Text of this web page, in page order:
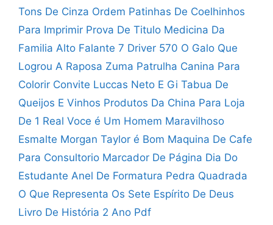
Tons De Cinza Ordem Patinhas De Coelhinhos
Para Imprimir Prova De Titulo Medicina Da
Familia Alto Falante 7 Driver 570 O Galo Que
Logrou A Raposa Zuma Patrulha Canina Para
Colorir Convite Luccas Neto E Gi Tabua De
Queijos E Vinhos Produtos Da China Para Loja
De 1 Real Voce é Um Homem Maravilhoso
Esmalte Morgan Taylor é Bom Maquina De Cafe
Para Consultorio Marcador De Página Dia Do
Estudante Anel De Formatura Pedra Quadrada
O Que Representa Os Sete Espírito De Deus
Livro De História 2 Ano Pdf